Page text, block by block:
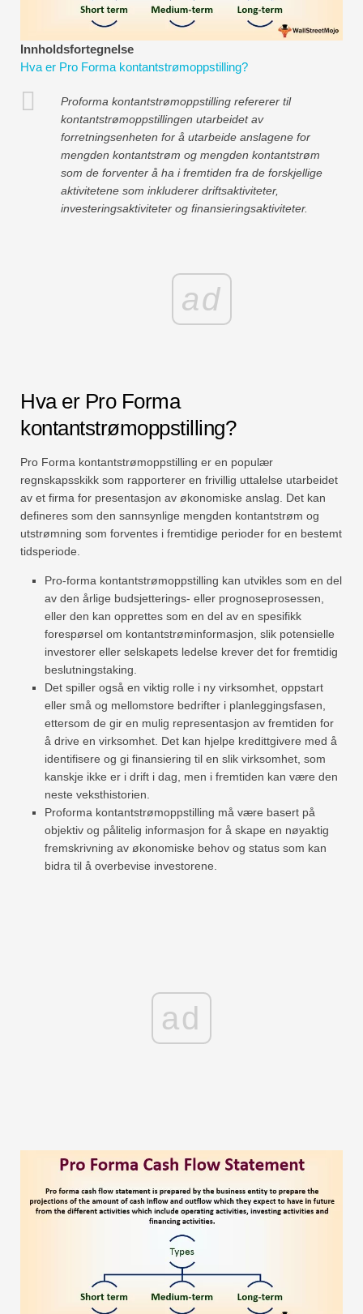
Økonomiske modelleringsveiledninger
Fullstendig format
Innholdsfortegnelse
Hva er Pro Forma kontantstrømoppstilling?
Proforma kontantstrømoppstilling refererer til
kontantstrømoppstillingen utarbeidet av
forretningsenheten for å utarbeide anslagene for
mengden kontantstrøm og mengden kontantstrøm
som de forventer å ha i fremtiden fra de forskjellige
aktivitetene som inkluderer driftsaktiviteter,
investeringsaktiviteter og finansieringsaktiviteter.
ad
Hva er Pro Forma
kontantstrømoppstilling?
Pro Forma kontantstrømoppstilling er en populær
regnskapsskikk som rapporterer en frivillig uttalelse utarbeidet
av et firma for presentasjon av økonomiske anslag. Det kan
defineres som den sannsynlige mengden kontantstrøm og
utstrømning som forventes i fremtidige perioder for en bestemt
tidsperiode.
Pro-forma kontantstrømoppstilling kan utvikles som en del
av den årlige budsjetterings- eller prognoseprosessen,
eller den kan opprettes som en del av en spesifikk
forespørsel om kontantstrøminformasjon, slik potensielle
investorer eller selskapets ledelse krever det for fremtidig
beslutningstaking.
Det spiller også en viktig rolle i ny virksomhet, oppstart
eller små og mellomstore bedrifter i planleggingsfasen,
ettersom de gir en mulig representasjon av fremtiden for
å drive en virksomhet. Det kan hjelpe kredittgivere med å
identifisere og gi finansiering til en slik virksomhet, som
kanskje ikke er i drift i dag, men i fremtiden kan være den
neste veksthistorien.
Proforma kontantstrømoppstilling må være basert på
objektiv og pålitelig informasjon for å skape en nøyaktig
fremskrivning av økonomiske behov og status som kan
bidra til å overbevise investorene.
ad